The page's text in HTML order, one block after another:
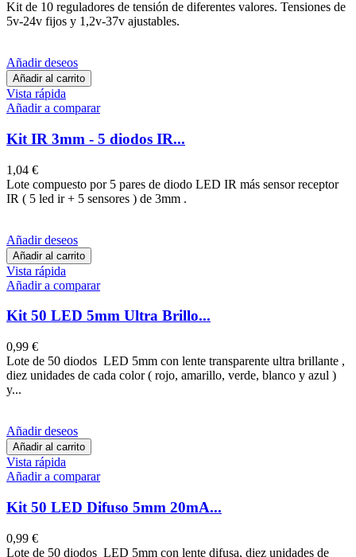
Kit de 10 reguladores de tensión de diferentes valores. Tensiones de
5v-24v fijos y 1,2v-37v ajustables.
Añadir deseos
Añadir al carrito
Vista rápida
Añadir a comparar
Kit IR 3mm - 5 diodos IR...
1,04 €
Lote compuesto por 5 pares de diodo LED IR más sensor receptor
IR ( 5 led ir + 5 sensores ) de 3mm .
Añadir deseos
Añadir al carrito
Vista rápida
Añadir a comparar
Kit 50 LED 5mm Ultra Brillo...
0,99 €
Lote de 50 diodos LED 5mm con lente transparente ultra brillante ,
diez unidades de cada color ( rojo, amarillo, verde, blanco y azul )
y...
Añadir deseos
Añadir al carrito
Vista rápida
Añadir a comparar
Kit 50 LED Difuso 5mm 20mA...
0,99 €
Lote de 50 diodos LED 5mm con lente difusa, diez unidades de